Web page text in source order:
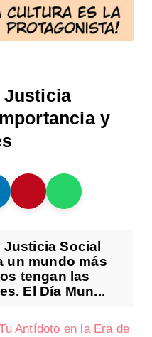
Justicia
y
Social
un mundo más
tengan las
El Día Mun...
Antídoto en la Era de